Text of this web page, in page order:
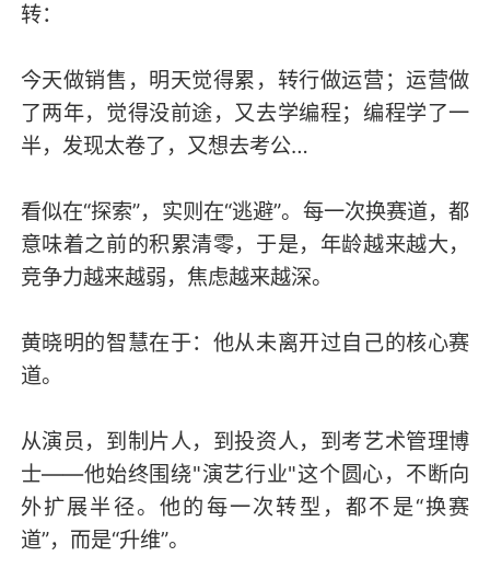
转：
今天做销售，明天觉得累，转行做运营；运营做
了两年，觉得没前途，又去学编程；编程学了一
半，发现太卷了，又想去考公…
看似在“探索”，实则在“逃避”。每一次换赛道，都
意味着之前的积累清零，于是，年龄越来越大，
竞争力越来越弱，焦虑越来越深。
黄晓明的智慧在于：他从未离开过自己的核心赛
道。
从演员，到制片人，到投资人，到考艺术管理博
士——他始终围绕"演艺行业"这个圆心，不断向
外扩展半径。他的每一次转型，都不是“换赛
道”，而是“升维”。